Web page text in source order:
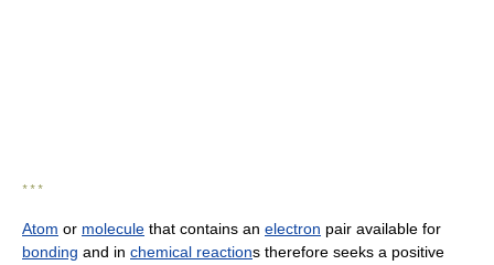
* * *
Atom or molecule that contains an electron pair available for
bonding and in chemical reactions therefore seeks a positive